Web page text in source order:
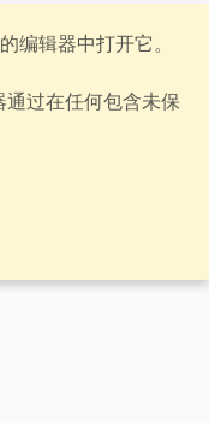
编辑器中打开它。
通过在任何包含未保